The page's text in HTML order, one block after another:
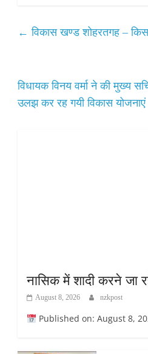
A ok r
← विकास खण्ड शोहरतगह –
विधायक विनय वर्मा ने की मुख्य
उलझ कर रह गयी विकास योजनाएं
नासिक में शादी करने जा
August 8, 2026 nzkpost
Published on: August 8, 2026